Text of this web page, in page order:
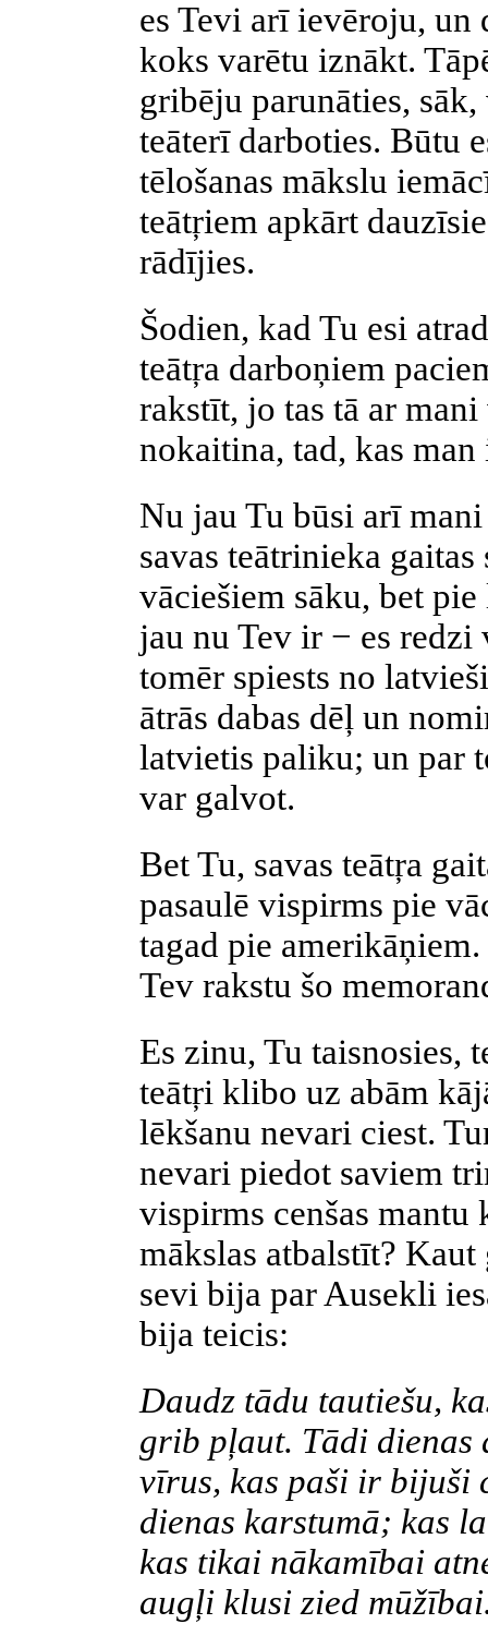
es Tevi arī ievēroju, un
koks varētu iznākt.
gribēju parunāties,
teāterī darboties. Būtu
tēlošanas mākslu
teātŗiem apkārt
rādījies.
Šodien, kad Tu esi
teātŗa darboņiem
rakstīt, jo tas tā ar
nokaitina, tad, kas man
Nu jau Tu būsi arī
savas teātrinieka
vāciešiem sāku, bet
jau nu Tev ir − es redzi
tomēr spiests no
ātrās dabas dēļ un
latvietis paliku; un par
var galvot.
Bet Tu, savas teātŗa
pasaulē vispirms pie
tagad pie
Tev rakstu šo
Es zinu, Tu taisnosies,
teātŗi klibo uz abām
lēkšanu nevari ciest.
nevari piedot saviem
vispirms cenšas
mākslas atbalstīt?
sevi bija par Ausekli
bija teicis:
Daudz tādu tautiešu,
grib pļaut. Tādi dienas
vīrus, kas paši ir bijuši
dienas karstumā; kas
kas tikai nākamībai
augļi klusi zied